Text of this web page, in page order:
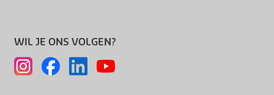
WIL JE ONS VOLGEN?